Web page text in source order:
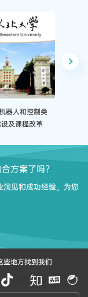
器人和控制类
及课程改革
方案了吗？
见和成功经验，为您
些地方找到我们